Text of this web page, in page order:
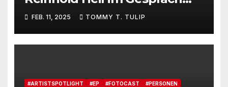
mit Markus Reuter #Podcast
FEB. 11, 2025 TOMMY T. TULIP
#ARTISTSPOTLIGHT #EP #FOTOCAST #PERSONEN